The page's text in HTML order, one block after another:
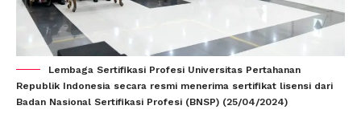
Lembaga Sertifikasi Profesi Universitas Pertahanan
Republik Indonesia secara resmi menerima sertifikat lisensi dari
Badan Nasional Sertifikasi Profesi (BNSP) (25/04/2024)